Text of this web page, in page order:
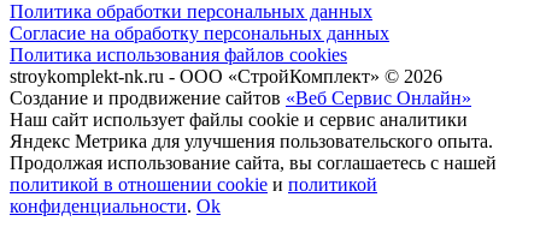
Политика обработки персональных данных
Согласие на обработку персональных данных
Политика использования файлов cookies
stroykomplekt-nk.ru - ООО «СтройКомплект» © 2026
Создание и продвижение сайтов «Веб Сервис Онлайн»
Наш сайт использует файлы cookie и сервис аналитики
Яндекс Метрика для улучшения пользовательского опыта.
Продолжая использование сайта, вы соглашаетесь с нашей
политикой в отношении cookie и политикой
конфиденциальности. Ok